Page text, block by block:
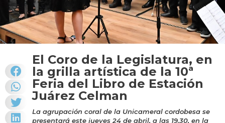
El Coro de la Legislatura, en
la grilla artística de la 10ª
Feria del Libro de Estación
Juárez Celman
La agrupación coral de la Unicameral cordobesa se
presentará este jueves 24 de abril, a las 19.30, en la